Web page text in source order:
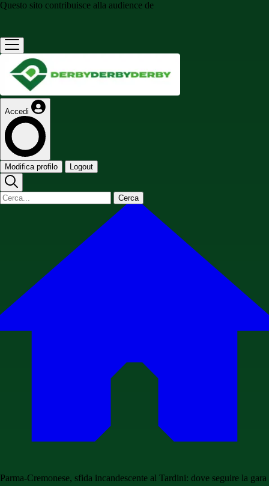
Questo sito contribuisce alla audience de
Accedi
Modifica profilo Logout
Cerca
Parma-Cremonese, sfida incandescente al Tardini: dove seguire la gara